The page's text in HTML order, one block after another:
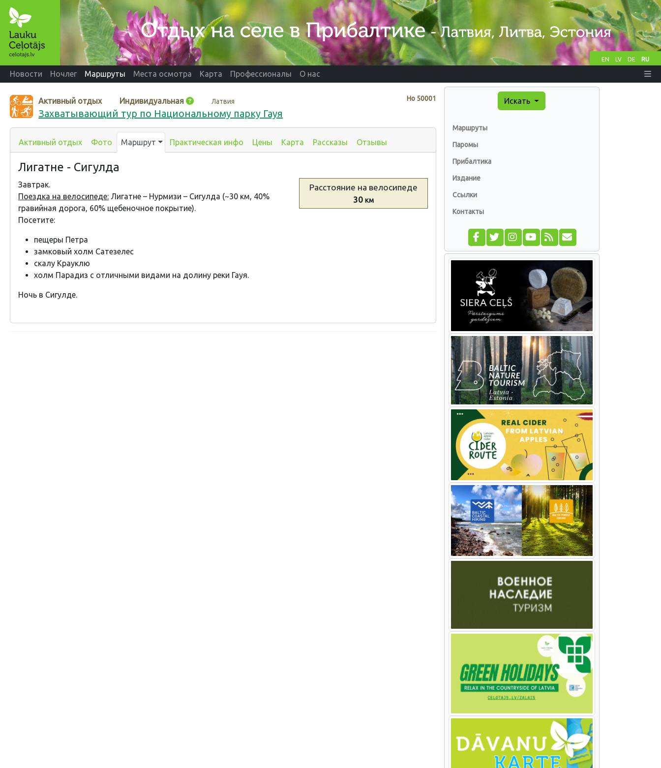
EN LV DE RU
Новости Ночлег Маршруты Места осмотра Карта Профессионалы О нас
Нo 50001
Активный отдых Индивидуальная Латвия
Захватывающий тур по Национальному парку Гауя
Активный отдых Фото Маршрут Практическая инфо Цены Карта Рассказы Отзывы
Лигатне - Сигулда
Завтрак.
Поездка на велосипеде: Лигатне – Нурмизи – Сигулда (~30 км, 40%
гравийная дорога, 60% щебеночное покрытие).
Посетите:
пещеры Петра
замковый холм Сатезелес
скалу Крауклю
холм Парадиз с отличными видами на долину реки Гауя.
Ночь в Сигулде.
Расстояние на велосипеде
30км
Искать
Маршруты
Паромы
Прибалтика
Издание
Ссылки
Контакты